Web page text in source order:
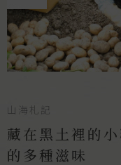
山海札記
藏在黑土裡的
的多種滋味